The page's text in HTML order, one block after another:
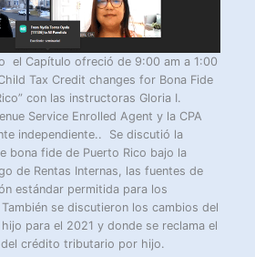
el Capítulo ofreció de 9:00 am a 1:00
Tax Credit changes for Bona Fide
con las instructoras Gloria I.
Service Enrolled Agent y la CPA
independiente.. Se discutió la
bona fide de Puerto Rico bajo la
de Rentas Internas, las fuentes de
estándar permitida para los
se discutieron los cambios del
para el 2021 y donde se reclama el
crédito tributario por hijo.